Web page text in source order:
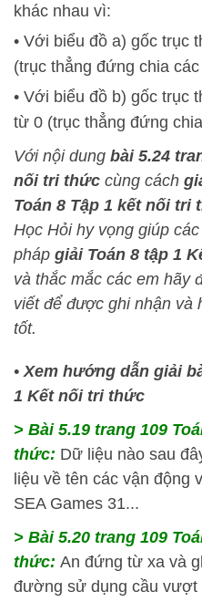
khác nhau vì:
• Với biểu đồ a) gốc trục
(trục thẳng đứng chia
• Với biểu đồ b) gốc trục
từ 0 (trục thẳng đứng
Với nội dung bài 5.24
nối tri thức cùng cách
Toán 8 Tập 1 kết nối tri
Học Hỏihy vọng giúp
pháp giải Toán 8 tập 1
và thắc mắc các em hãy
viết để được ghi nhận và
tốt.
• Xem hướng dẫn giải
1 Kết nối tri thức
> Bài 5.19 trang 109
thức: Dữ liệu nào sau
liệu về tên các vận động
SEA Games 31...
> Bài 5.20 trang 109
thức: An đứng từ xa và
đường sử dụng cầu vượt